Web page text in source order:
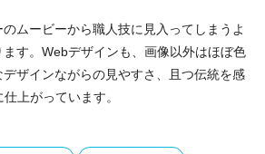
ムービーから職人技に見入ってしまうよ
す。Webデザインも、画像以外はほぼ色
ザインながらの見やすさ、且つ伝統を感
上がっています。